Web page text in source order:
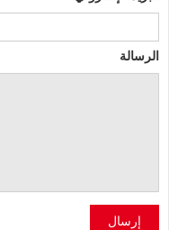
الرسالة
إرسال